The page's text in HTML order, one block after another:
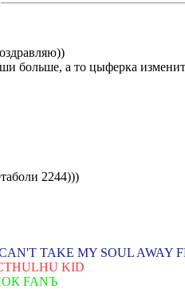
больше, а то цыферка
2244)))
TAKE MY SOUL AWAY
KID
FANЪ